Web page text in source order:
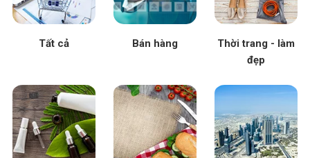
Tất cả Bán hàng
Thời trang - làm
đẹp